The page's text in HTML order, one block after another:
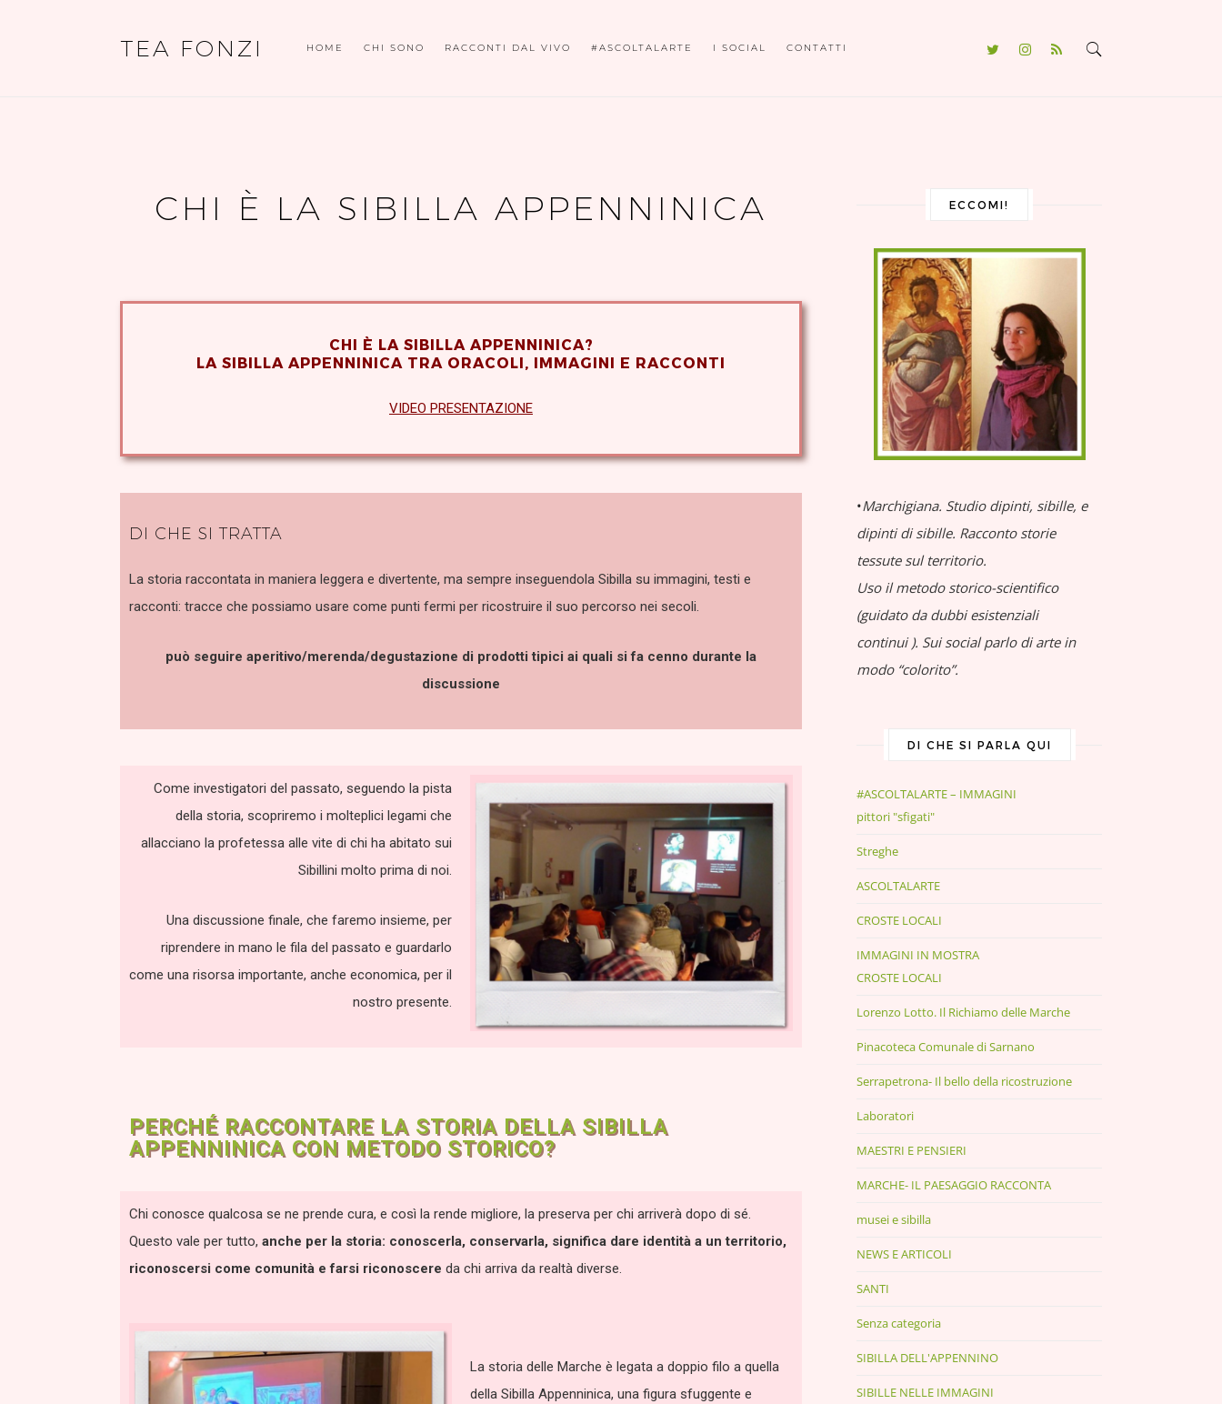
TEA FONZI HOME CHI SONO RACCONTI DAL VIVO #ASCOLTALARTE I SOCIAL CONTATTI
CHI È LA SIBILLA APPENNINICA
CHI È LA SIBILLA APPENNINICA?
LA SIBILLA APPENNINICA TRA ORACOLI, IMMAGINI E RACCONTI
VIDEO PRESENTAZIONE
DI CHE SI TRATTA
La storia raccontata in maniera leggera e divertente, ma sempre inseguendola Sibilla su immagini, testi e
racconti: tracce che possiamo usare come punti fermi per ricostruire il suo percorso nei secoli.
può seguire aperitivo/merenda/degustazione di prodotti tipici ai quali si fa cenno durante la
discussione
Come investigatori del passato, seguendo la pista
della storia, scopriremo i molteplici legami che
allacciano la profetessa alle vite di chi ha abitato sui
Sibillini molto prima di noi.
Una discussione finale, che faremo insieme, per
riprendere in mano le fila del passato e guardarlo
come una risorsa importante, anche economica, per il
nostro presente.
PERCHÉ RACCONTARE LA STORIA DELLA SIBILLA
APPENNINICA CON METODO STORICO?
Chi conosce qualcosa se ne prende cura, e così la rende migliore, la preserva per chi arriverà dopo di sé.
Questo vale per tutto, anche per la storia: conoscerla, conservarla, significa dare identità a un territorio,
riconoscersi come comunità e farsi riconoscere da chi arriva da realtà diverse.
La storia delle Marche è legata a doppio filo a quella
della Sibilla Appenninica, una figura sfuggente e
ECCOMI!
•Marchigiana. Studio dipinti, sibille, e
dipinti di sibille. Racconto storie
tessute sul territorio.
Uso il metodo storico-scientifico
(guidato da dubbi esistenziali
continui ). Sui social parlo di arte in
modo “colorito”.
DI CHE SI PARLA QUI
#ASCOLTALARTE – IMMAGINI
pittori "sfigati"
Streghe
ASCOLTALARTE
CROSTE LOCALI
IMMAGINI IN MOSTRA
CROSTE LOCALI
Lorenzo Lotto. Il Richiamo delle Marche
Pinacoteca Comunale di Sarnano
Serrapetrona- Il bello della ricostruzione
Laboratori
MAESTRI E PENSIERI
MARCHE- IL PAESAGGIO RACCONTA
musei e sibilla
NEWS E ARTICOLI
SANTI
Senza categoria
SIBILLA DELL'APPENNINO
SIBILLE NELLE IMMAGINI